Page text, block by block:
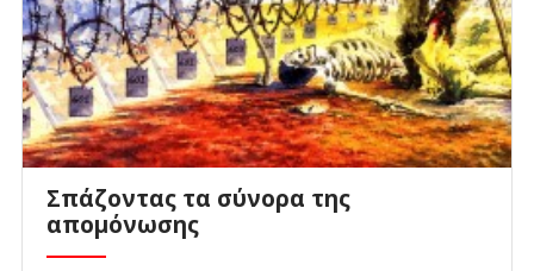
Σπάζοντας τα σύνορα της
απομόνωσης